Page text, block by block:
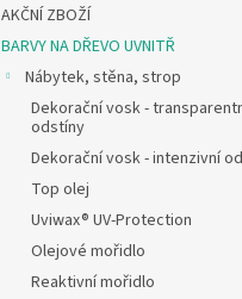
AKČNÍ ZBOŽÍ
BARVY NA DŘEVO UVNITŘ
Nábytek, stěna, strop
Dekorační vosk -
odstíny
Dekorační vosk - intenzivní
Top olej
Uviwax® UV-Protection
Olejové mořidlo
Reaktivní mořidlo